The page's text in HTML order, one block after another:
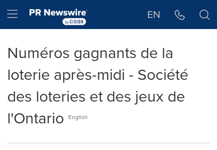
Hamburger menu EN
Numéros gagnants de la
loterie après-midi - Société
des loteries et des jeux de
l'Ontario
English